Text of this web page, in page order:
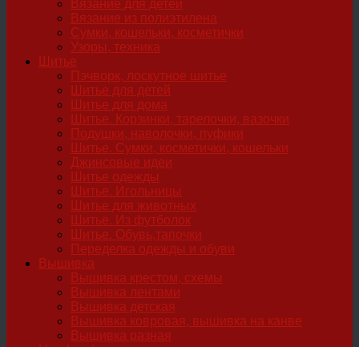
Вязание для детей
Вязание из полиэтилена
Сумки, кошельки, косметички
Узоры, техника
Шитье
Пэчворк, лоскутное шитье
Шитье для детей
Шитье для дома
Шитье. Корзинки, тарелочки, вазочки
Подушки, наволочки, пуфики
Шитье. Сумки, косметички, кошельки
Джинсовые идеи
Шитье одежды
Шитье. Игольницы
Шитье для животных
Шитье. Из футболок
Шитье. Обувь,тапочки
Переделка одежды и обуви
Вышивка
Вышивка крестом, схемы
Вышивка лентами
Вышивка детская
Вышивка ковровая, вышивка на канве
Вышивка разная